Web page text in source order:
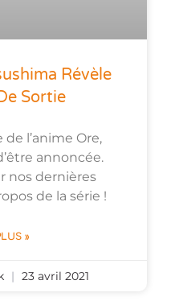
Révèle
Sortie
l’anime Ore,
annoncée.
nos dernières
de la série !
»
23 avril 2021